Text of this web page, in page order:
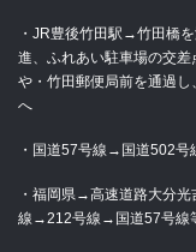
・JR豊後竹田駅→竹田橋
進、ふれあい駐車場の交
や・竹田郵便局前を通過
へ
・国道57号線→国道502
・福岡県→高速道路大分
線→212号線→国道57号線